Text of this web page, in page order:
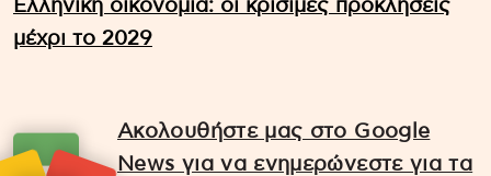
Ελληνική οικονομία: οι κρίσιμες προκλήσεις
μέχρι το 2029
Ακολουθήστε μας στο Google
News για να ενημερώνεστε για τα